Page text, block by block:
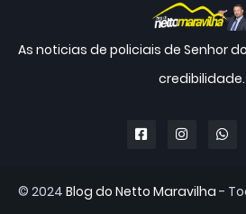
As noticias de policiais de Senhor
credibilidade.
© 2024 Blog do Netto Maravilha -